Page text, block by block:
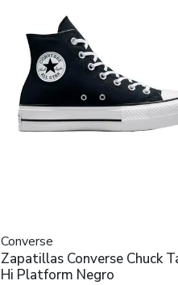
Converse
Zapatillas Converse Chuck
Hi Platform Negro